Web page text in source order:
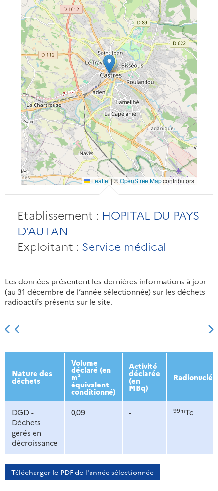
Leaflet|©OpenStreetMapcontributors
Etablissement : HOPITAL DU PAYS
D'AUTAN
Exploitant : Service médical
Les données présentent les dernières informations à jour
(au 31 décembre de l’année sélectionnée) sur les déchets
radioactifs présents sur le site.
2013 2014 2015 2016
Nature des
déchets
Volume
déclaré (en
m³
équivalent
conditionné)
Activité
déclarée
(en
MBq)
DGD -
Déchets
gérés en
décroissance
0,09 - 99mTc
Télécharger le PDF de l'année sélectionnée